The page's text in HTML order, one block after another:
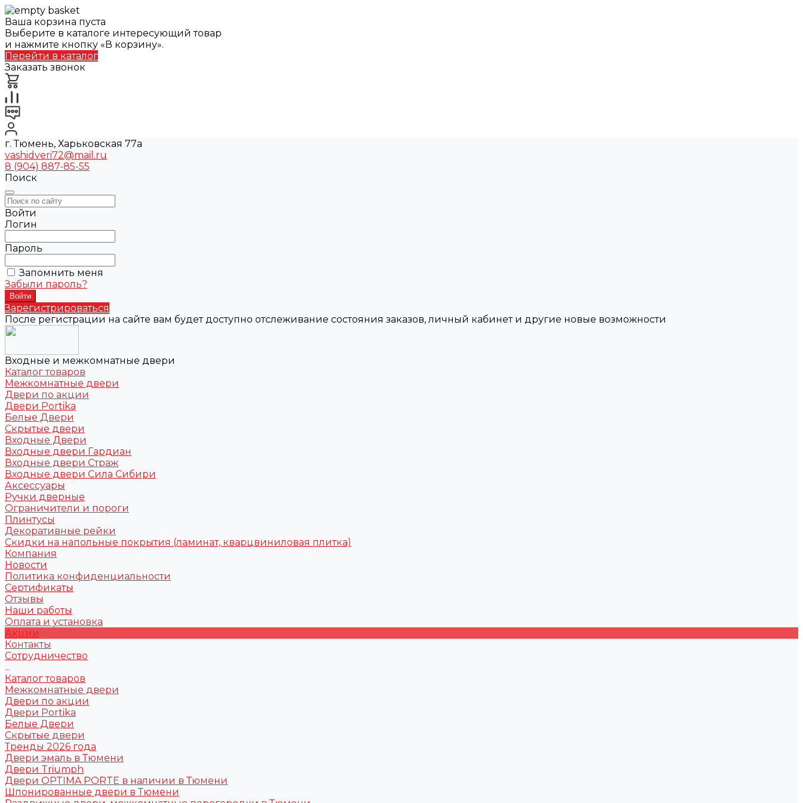
Ваша корзина пуста
Выберите в каталоге интересующий товар
и нажмите кнопку «В корзину».
Перейти в каталог
Заказать звонок
г. Тюмень, Харьковская 77а
vashidveri72@mail.ru
8 (904) 887-85-55
Поиск
Войти
Логин
Пароль
Запомнить меня
Забыли пароль?
Зарегистрироваться
После регистрации на сайте вам будет доступно отслеживание состояния заказов, личный кабинет и другие новые возможности
Входные и межкомнатные двери
Каталог товаров
Межкомнатные двери
Двери по акции
Двери Portika
Белые Двери
Скрытые двери
Входные Двери
Входные двери Гардиан
Входные двери Страж
Входные двери Сила Сибири
Аксессуары
Ручки дверные
Ограничители и пороги
Плинтусы
Декоративные рейки
Скидки на напольные покрытия (ламинат, кварцвиниловая плитка)
Компания
Новости
Политика конфиденциальности
Сертификаты
Отзывы
Наши работы
Оплата и установка
Акции
Контакты
Сотрудничество
...
Каталог товаров
Межкомнатные двери
Двери по акции
Двери Portika
Белые Двери
Скрытые двери
Тренды 2026 года
Двери эмаль в Тюмени
Двери Triumph
Двери OPTIMA PORTE в наличии в Тюмени
Шпонированные двери в Тюмени